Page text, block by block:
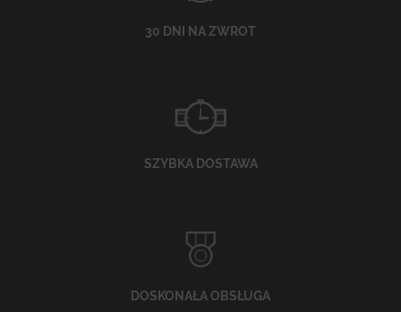
30 DNI NA ZWROT
SZYBKA DOSTAWA
DOSKONAŁA OBSŁUGA